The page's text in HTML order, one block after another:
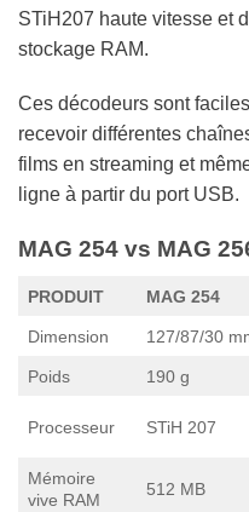
STiH207 haute vitesse et
stockage RAM.
Ces décodeurs sont
recevoir différentes
films en streaming et
ligne à partir du port USB.
MAG 254 vs MAG
PRODUIT MAG 254
Dimension 127/87/30
Poids 190 g
Processeur STiH 207
Mémoire
vive RAM
512 MB